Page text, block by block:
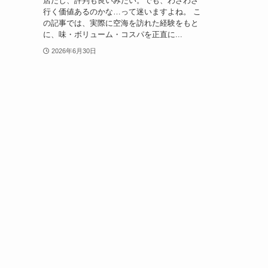
行く価値あるのかな…って迷いますよね。 こ
の記事では、実際に空海を訪れた経験をもと
に、味・ボリューム・コスパを正直に...
2026年6月30日